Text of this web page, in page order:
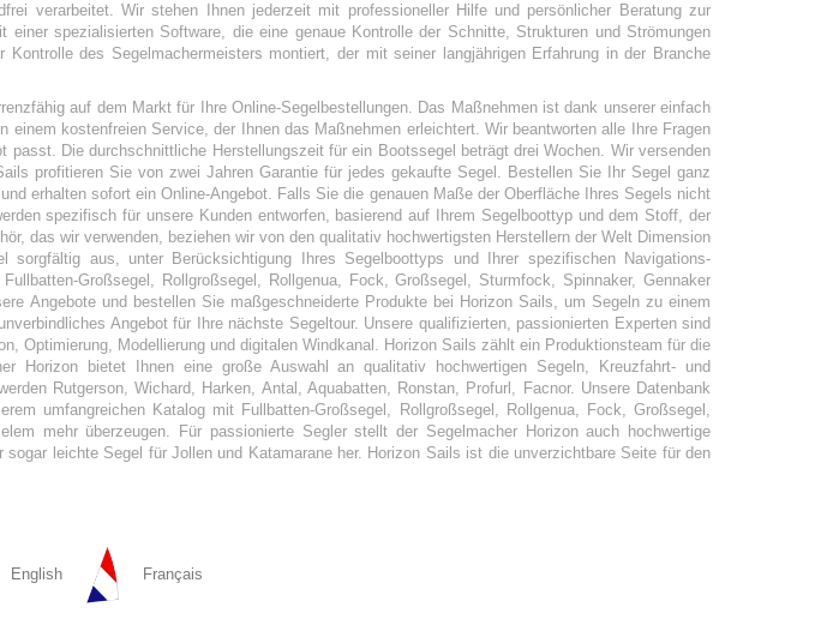
verarbeitet. Wir stehen Ihnen jederzeit mit professioneller Hilfe und persönlicher Beratung zur
spezialisierten Software, die eine genaue Kontrolle der Schnitte, Strukturen und Strömungen
des Segelmachermeisters montiert, der mit seiner langjährigen Erfahrung in der Branche
auf dem Markt für Ihre Online-Segelbestellungen. Das Maßnehmen ist dank unserer einfach
kostenfreien Service, der Ihnen das Maßnehmen erleichtert. Wir beantworten alle Ihre Fragen
Die durchschnittliche Herstellungszeit für ein Bootssegel beträgt drei Wochen. Wir versenden
profitieren Sie von zwei Jahren Garantie für jedes gekaufte Segel. Bestellen Sie Ihr Segel ganz
erhalten sofort ein Online-Angebot. Falls Sie die genauen Maße der Oberfläche Ihres Segels nicht
spezifisch für unsere Kunden entworfen, basierend auf Ihrem Segelboottyp und dem Stoff, der
das wir verwenden, beziehen wir von den qualitativ hochwertigsten Herstellern der Welt Dimension
aus, unter Berücksichtigung Ihres Segelboottyps und Ihrer spezifischen Navigations-
Großsegel, Rollgroßsegel, Rollgenua, Fock, Großsegel, Sturmfock, Spinnaker, Gennaker
Angebote und bestellen Sie maßgeschneiderte Produkte bei Horizon Sails, um Segeln zu einem
Angebot für Ihre nächste Segeltour. Unsere qualifizierten, passionierten Experten sind
Optimierung, Modellierung und digitalen Windkanal. Horizon Sails zählt ein Produktionsteam für die
Horizon bietet Ihnen eine große Auswahl an qualitativ hochwertigen Segeln, Kreuzfahrt- und
Rutgerson, Wichard, Harken, Antal, Aquabatten, Ronstan, Profurl, Facnor. Unsere Datenbank
umfangreichen Katalog mit Fullbatten-Großsegel, Rollgroßsegel, Rollgenua, Fock, Großsegel,
mehr überzeugen. Für passionierte Segler stellt der Segelmacher Horizon auch hochwertige
leichte Segel für Jollen und Katamarane her. Horizon Sails ist die unverzichtbare Seite für den
English Français